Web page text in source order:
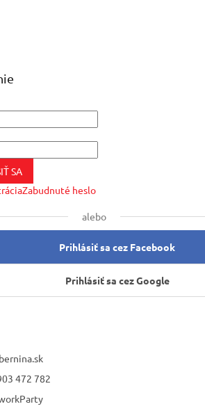
SA
Zabudnuté heslo
alebo
Prihlásiť sa cez Facebook
Prihlásiť sa cez Google
bernina.sk
472 782